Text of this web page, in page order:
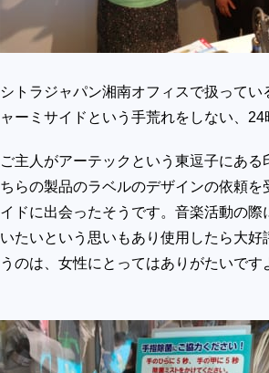
シトラジャパン湘南オフィスで扱って
ャーミサイドという手荒れをしない、
ご主人がアーテックという東逗子にあ
ちらの製品のラベルのデザインの依頼
イドに出会ったそうです。音楽活動の
いたいという思いもあり使用したら大
うのは、女性にとってはありがたいです